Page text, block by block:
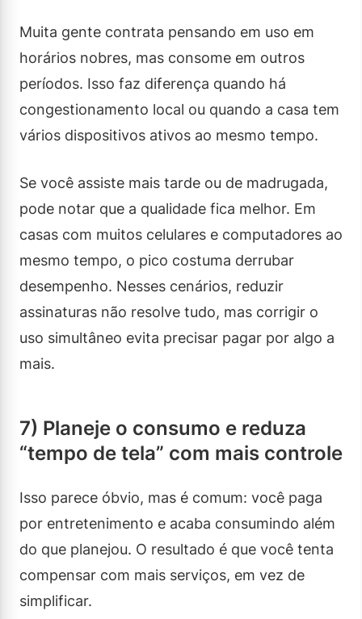
Muita gente contrata pensando em uso em
horários nobres, mas consome em outros
períodos. Isso faz diferença quando há
congestionamento local ou quando a casa tem
vários dispositivos ativos ao mesmo tempo.
Se você assiste mais tarde ou de madrugada,
pode notar que a qualidade fica melhor. Em
casas com muitos celulares e computadores ao
mesmo tempo, o pico costuma derrubar
desempenho. Nesses cenários, reduzir
assinaturas não resolve tudo, mas corrigir o
uso simultâneo evita precisar pagar por algo a
mais.
7) Planeje o consumo e reduza
“tempo de tela” com mais controle
Isso parece óbvio, mas é comum: você paga
por entretenimento e acaba consumindo além
do que planejou. O resultado é que você tenta
compensar com mais serviços, em vez de
simplificar.